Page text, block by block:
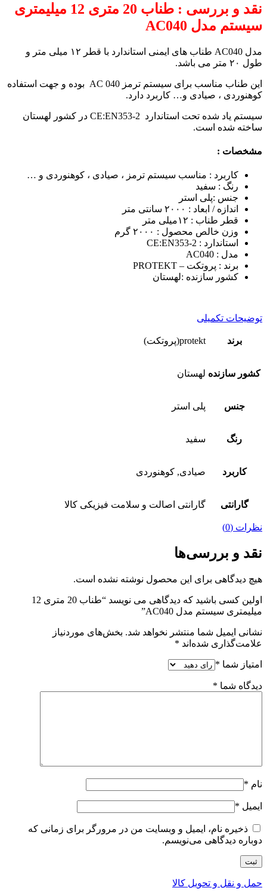
نقد و بررسی : طناب 20 متری 12 میلیمتری
سیستم مدل AC040
مدل AC040 طناب های ایمنی استاندارد با قطر ۱۲ میلی متر و
طول ۲۰ متر می باشد.
این طناب مناسب برای سیستم ترمز AC 040 بوده و جهت استفاده
کوهنوردی ، صیادی و… کاربرد دارد.
سیستم یاد شده تحت استاندارد CE:EN353-2 در کشور لهستان
ساخته شده است.
مشخصات :
کاربرد : مناسب سیستم ترمز ، صیادی ، کوهنوردی و …
رنگ : سفید
جنس :پلی استر
اندازه / ابعاد : ۲۰۰۰ سانتی متر
قطر طناب : ۱۲میلی متر
وزن خالص محصول : ۲۰۰۰ گرم
استاندارد : CE:EN353-2
مدل : AC040
برند : پروتکت – PROTEKT
کشور سازنده :لهستان
توضیحات تکمیلی
برند protekt(پروتکت)
کشور سازنده لهستان
جنس پلی استر
رنگ سفید
کاربرد صیادی, کوهنوردی
گارانتی گارانتی اصالت و سلامت فیزیکی کالا
نظرات (0)
نقد و بررسی‌ها
هیچ دیدگاهی برای این محصول نوشته نشده است.
اولین کسی باشید که دیدگاهی می نویسد “طناب 20 متری 12
میلیمتری سیستم مدل AC040”
نشانی ایمیل شما منتشر نخواهد شد. بخش‌های موردنیاز
علامت‌گذاری شده‌اند *
امتیاز شما *
دیدگاه شما *
نام *
ایمیل *
ذخیره نام، ایمیل و وبسایت من در مرورگر برای زمانی که
دوباره دیدگاهی می‌نویسم.
حمل و نقل و تحویل کالا